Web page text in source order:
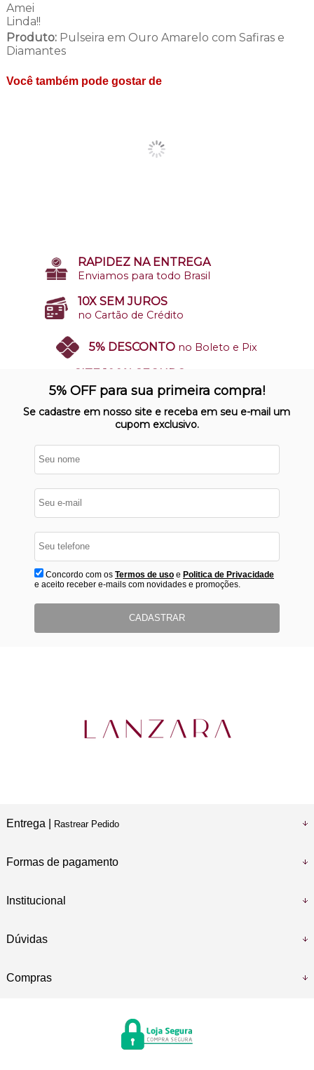
Amei
Linda!!
Produto:Pulseira em Ouro Amarelo com Safiras e
Diamantes
Você também pode gostar de
RAPIDEZ NA ENTREGA
Enviamos para todo Brasil
10X SEM JUROS
no Cartão de Crédito
5% DESCONTO no Boleto e Pix
Nosso site opera em ambiente
protegido
5% OFF para sua primeira compra!
Se cadastre em nosso site e receba em seu e-mail um
cupom exclusivo.
Concordo com os Termos de usoe Politica de Privacidade
e aceito receber e-mails com novidades e promoções.
CADASTRAR
Entrega | Rastrear Pedido
Formas de pagamento
Institucional
Dúvidas
Compras